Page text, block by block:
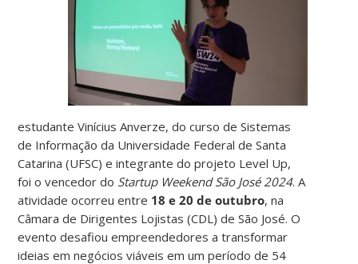
estudante Vinícius Anverze, do curso de Sistemas
de Informação da Universidade Federal de Santa
Catarina (UFSC) e integrante do projeto Level Up,
foi o vencedor do Startup Weekend São José 2024. A
atividade ocorreu entre 18 e 20 de outubro, na
Câmara de Dirigentes Lojistas (CDL) de São José. O
evento desafiou empreendedores a transformar
ideias em negócios viáveis em um período de 54